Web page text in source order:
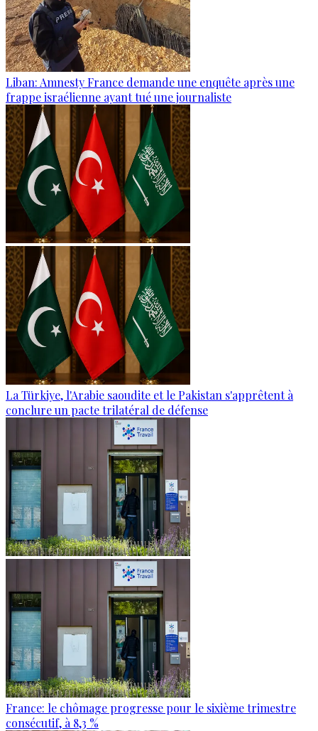
Liban: Amnesty France demande une enquête après une
frappe israélienne ayant tué une journaliste
La Türkiye, l'Arabie saoudite et le Pakistan s'apprêtent à
conclure un pacte trilatéral de défense
France: le chômage progresse pour le sixième trimestre
consécutif, à 8,3 %